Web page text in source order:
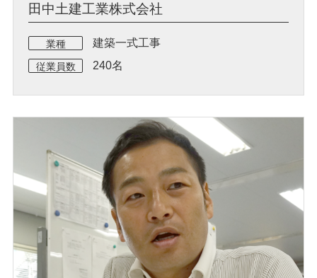
田中土建工業株式会社
業種 建築一式工事
従業員数 240名